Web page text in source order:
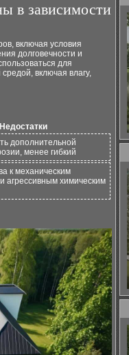
в зависимости
включая условия
долговечности и
для
включая влагу,
Недостатки
дополнительной
менее гибкий
к механическим
агрессивным химическим